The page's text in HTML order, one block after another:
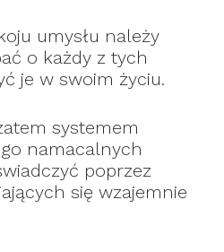
umysłu należy
o każdy z tych
je w swoim życiu.
systemem
namacalnych
poprzez
się wzajemnie